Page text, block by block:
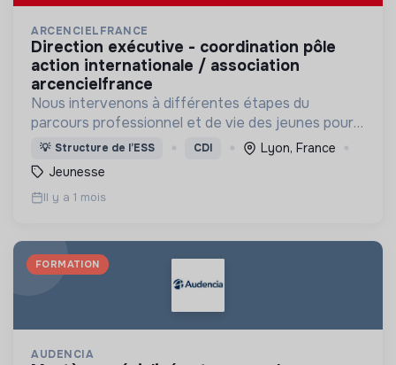
ARCENCIELFRANCE
direction exécutive - coordination pôle
action internationale / association
arcencielfrance
Nous intervenons à différentes étapes du
parcours professionnel et de vie des jeunes pour
les accompagner, les soutenir et les former
💡 Structure de l’ESS CDI
Lyon, France
Jeunesse
Il y a 1 mois
FORMATION
AUDENCIA